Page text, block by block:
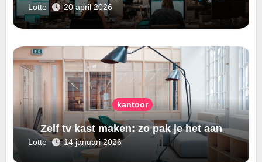
Lotte 20 april 2026
kantoor
Zelf tv kast maken: zo pak je het aan
Lotte 14 januari 2026